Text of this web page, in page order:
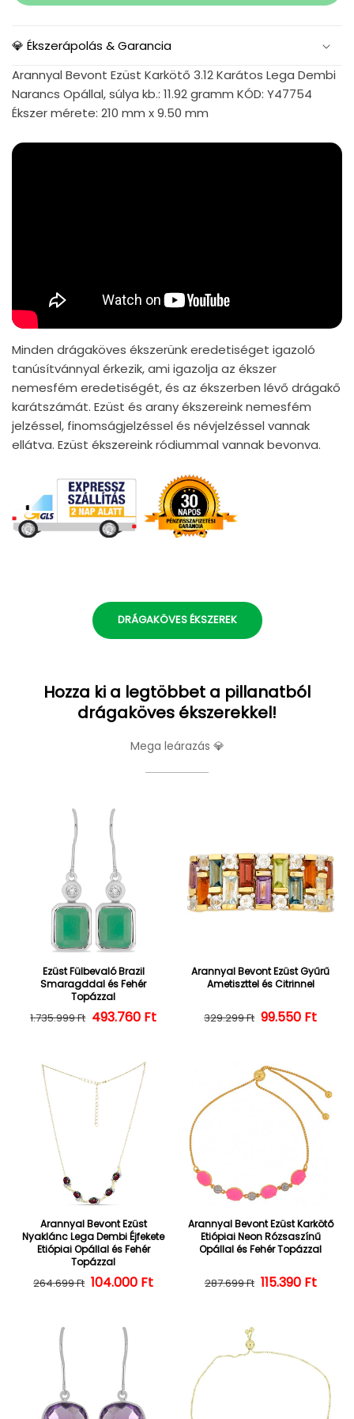
💎 Ékszerápolás & Garancia
Arannyal Bevont Ezüst Karkötő 3.12 Karátos Lega Dembi
Narancs Opállal, súlya kb.: 11.92 gramm KÓD: Y47754
Ékszer mérete: 210 mm x 9.50 mm
Minden drágaköves ékszerünk eredetiséget igazoló
tanúsítvánnyal érkezik, ami igazolja az ékszer
nemesfém eredetiségét, és az ékszerben lévő drágakő
karátszámát. Ezüst és arany ékszereink nemesfém
jelzéssel, finomságjelzéssel és névjelzéssel vannak
ellátva. Ezüst ékszereink ródiummal vannak bevonva.
DRÁGAKÖVES ÉKSZEREK
Hozza ki a legtöbbet a pillanatból
drágaköves ékszerekkel!
Mega leárazás 💎
Ezüst Fülbevaló Brazil
Smaragddal és Fehér
Topázzal
Normál ár
1.735.999 Ft Kedvezményes ár
493.760 Ft
Arannyal Bevont Ezüst Gyűrű
Ametiszttel és Citrinnel
Normál ár
329.299 Ft 99.550 Ft
Arannyal Bevont Ezüst
Nyaklánc Lega Dembi Éjfekete
Etiópiai Opállal és Fehér
Topázzal
Normál ár
264.699 Ft Kedvezményes ár
104.000 Ft
Arannyal Bevont Ezüst Karkötő
Etiópiai Neon Rózsaszínű
Opállal és Fehér Topázzal
Normál ár
287.699 Ft 115.390 Ft